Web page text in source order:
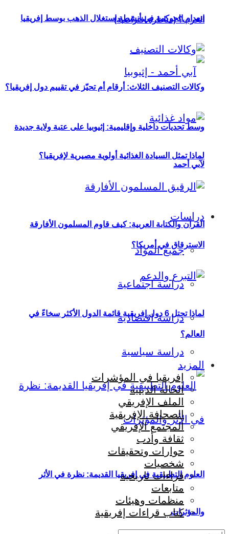
الحرب؟ (مناظرة افتراضية)
وسط تحديات داخلية وإقليمية: إثيوبيا على عتبة ولاية جديدة
لآبي أحمد
دراسات
جميع المواد
دراسة اجتماعية
دراسة اقتصادية
دراسة سياسية
العلوم التطبيقية في إفريقيا القديمة: نظرة في الأثر
والمؤثرات
انعدام الحوكمة في أنشطة استغلال الذهب بوسط إفريقيا
وكالات التصنيف الثلاث: أرقام أم تحيّز في تقييم دول إفريقيا؟
لماذا تمثل السيادة الغذائية أولوية مصيرية لإفريقيا؟
القرآن والكتابة العربية: كيف قاوم المسلمون الأفارقة
الاسترقاق في أمريكا؟
لماذا تحتل 6 دول إفريقية قائمة الدول الأكثر سخاءً في
العالم؟
المزيد
إفريقيا في المؤشرات
الحالة الدينية
الملف الإفريقي
الصحافة الإفريقية
المجتمع الإفريقي
ثقافة وأدب
حوارات وتحقيقات
شخصيات
قراءات تاريخية
متابعات
منظمات وهيئات
كتاب قراءات إفريقية